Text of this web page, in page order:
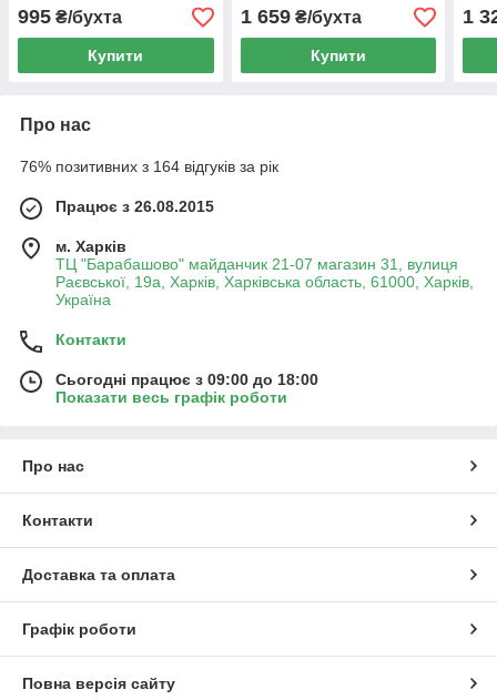
995 ₴/бухта
Купити
1 659₴/бухта
Купити
1
Про нас
76% позитивних з 164 відгуків за рік
Працює з 26.08.2015
м. Харків
ТЦ "Барабашово" майданчик 21-07 магазин 31, вулиця
Раєвської, 19а, Харків, Харківська область, 61000, Харків,
Україна
Контакти
Сьогодні працює з 09:00 до 18:00
Показати весь графік роботи
Про нас
Контакти
Доставка та оплата
Графік роботи
Повна версія сайту